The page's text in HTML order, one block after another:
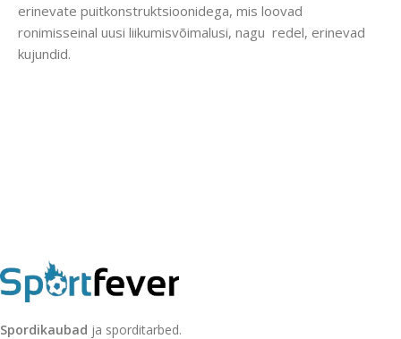
erinevate puitkonstruktsioonidega, mis loovad
ronimisseinal uusi liikumisvõimalusi, nagu redel, erinevad
kujundid.
Spordikaubad ja sporditarbed.